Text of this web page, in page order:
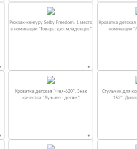
Рюкзак-кенгуру Selby Freedom. 1 место
в номинации “Товары для младенцев”
Кроватка
номинации
Кроватка детская "Фея-620". Знак
качества "Лучшее - детям"
Стульчик для
152".